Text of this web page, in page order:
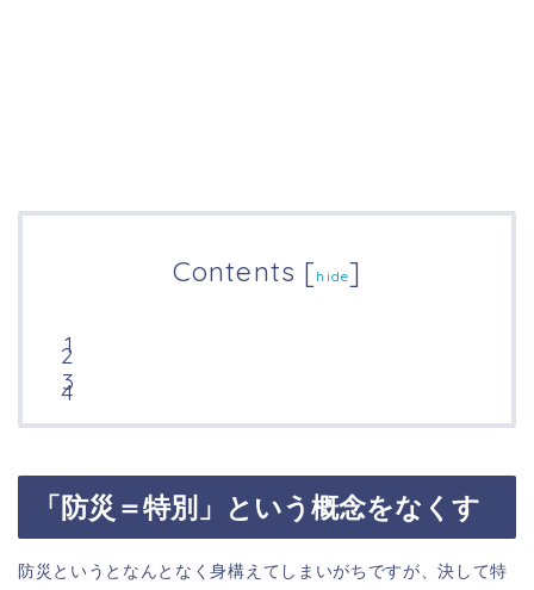
Contents [hide]
「防災＝特別」という概念をなくす
防災というとなんとなく身構えてしまいがちですが、決して特